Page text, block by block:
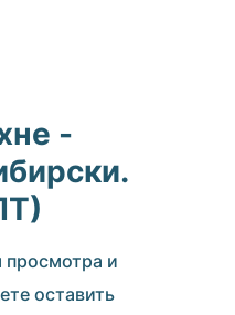
-
просмотра и
оставить